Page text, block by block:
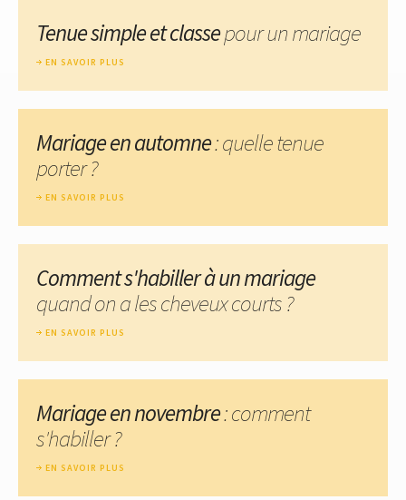
Tenue simple et classepour un mariage
EN SAVOIR PLUS
Mariage en automne: quelle tenue
porter ?
EN SAVOIR PLUS
Comment s'habiller à un mariage
quand on a les cheveux courts ?
EN SAVOIR PLUS
Mariage en novembre: comment
s'habiller ?
EN SAVOIR PLUS